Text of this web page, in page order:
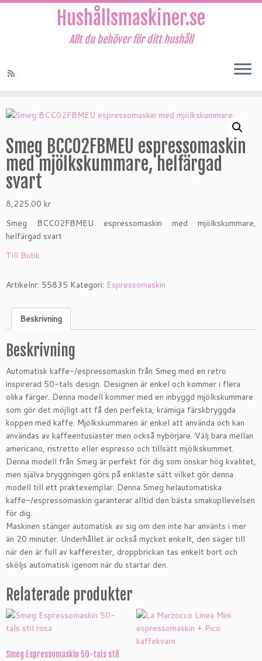
till
Hushållsmaskiner.se
Allt du behöver för ditt hushåll
Smeg BCC02FBMEU espressomaskin
med mjölkskummare, helfärgad
svart
8,225.00 kr
Smeg BCC02FBMEU espressomaskin med mjölkskummare,
helfärgad svart
Till Butik
Artikelnr: 55835 Kategori: Espressomaskin
Beskrivning
Beskrivning
Automatisk kaffe-/espressomaskin från Smeg med en retro
inspirerad 50-tals design. Designen är enkel och kommer i flera
olika färger. Denna modell kommer med en inbyggd mjölkskummare
som gör det möjligt att få den perfekta, krämiga färskbryggda
koppen med kaffe. Mjölkskummaren är enkel att använda och kan
användas av kaffeentusiaster men också nybörjare. Välj bara mellan
americano, ristretto eller espresso och tillsätt mjölkskummet.
Denna modell från Smeg är perfekt för dig som önskar hög kvalitet,
men själva bryggningen görs på enklaste sätt vilket gör denna
modell till ett praktexemplar. Denna Smeg helautomatiska
kaffe-/espressomaskin garanterar alltid den bästa smakupllevelsen
för dig.
Maskinen stänger automatisk av sig om den inte har använts i mer
än 20 minuter. Underhållet är också mycket enkelt, den säger till
när den är full av kafferester, droppbrickan tas enkelt bort och
sköljs automatisk igenom när du startar den.
Relaterade produkter
Smeg Espressomaskin 50-tals stil